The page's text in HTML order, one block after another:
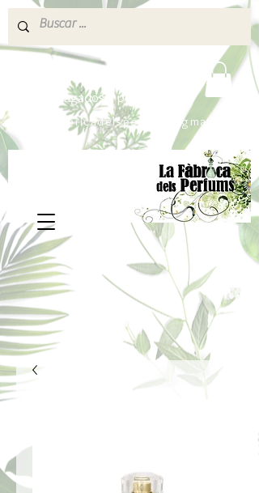
Portes pagados a partir de 80€
lafabricadelsperfums@gmail.com